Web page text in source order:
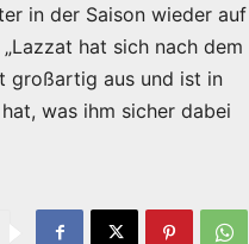
in der Saison wieder auf
hat sich nach dem
großartig aus und ist in
was ihm sicher dabei